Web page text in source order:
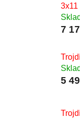
3x11
7
5